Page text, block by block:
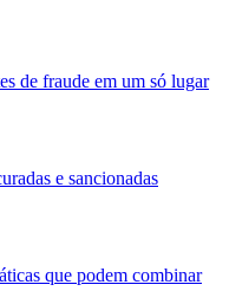
de fraude em um só lugar
e sancionadas
que podem combinar